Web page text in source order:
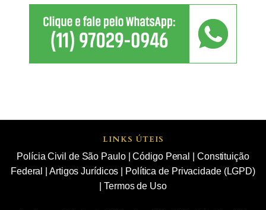
LINKS ÚTEIS
Polícia Civil de São Paulo|Código Penal
Constituição
Federal
Artigos Jurídicos
Política de Privacidade (LGPD)
|Termos de Uso